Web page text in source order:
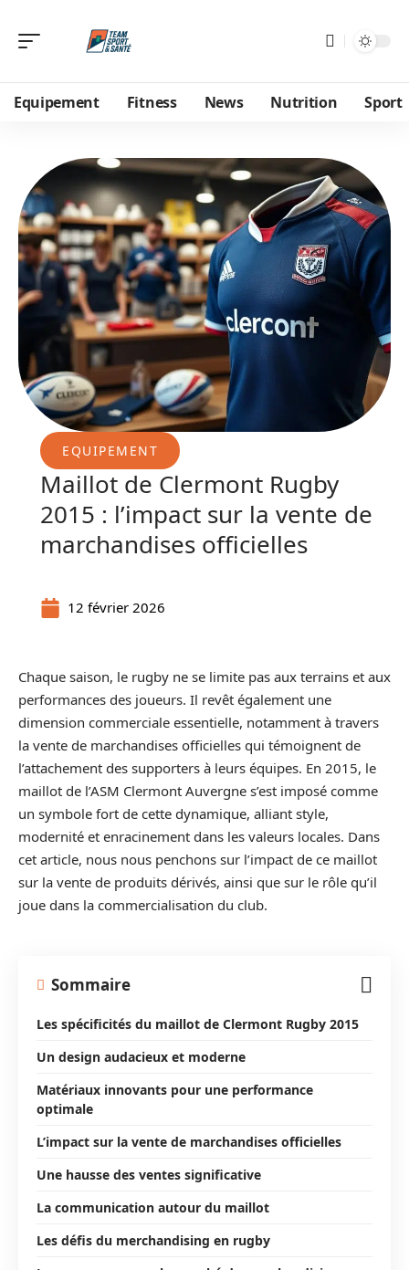
Equipement Fitness News Nutrition Sport
EQUIPEMENT
Maillot de Clermont Rugby
2015 : l’impact sur la vente de
marchandises officielles
12 février 2026
Chaque saison, le rugby ne se limite pas aux terrains et aux
performances des joueurs. Il revêt également une
dimension commerciale essentielle, notamment à travers
la vente de marchandises officielles qui témoignent de
l’attachement des supporters à leurs équipes. En 2015, le
maillot de l’ASM Clermont Auvergne s’est imposé comme
un symbole fort de cette dynamique, alliant style,
modernité et enracinement dans les valeurs locales. Dans
cet article, nous nous penchons sur l’impact de ce maillot
sur la vente de produits dérivés, ainsi que sur le rôle qu’il
joue dans la commercialisation du club.
Sommaire
Les spécificités du maillot de Clermont Rugby 2015
Un design audacieux et moderne
Matériaux innovants pour une performance
optimale
L’impact sur la vente de marchandises officielles
Une hausse des ventes significative
La communication autour du maillot
Les défis du merchandising en rugby